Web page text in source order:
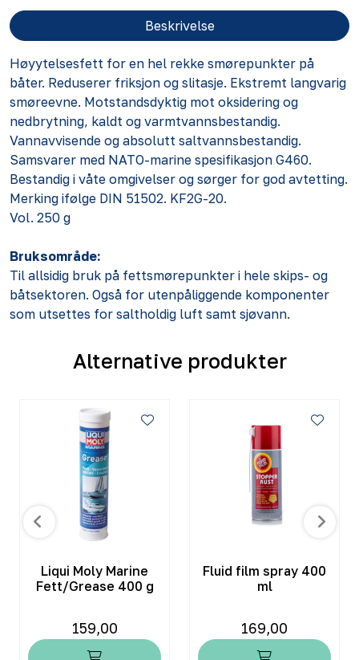
Beskrivelse
Høyytelsesfett for en hel rekke smørepunkter på
båter. Reduserer friksjon og slitasje. Ekstremt langvarig
smøreevne. Motstandsdyktig mot oksidering og
nedbrytning, kaldt og varmtvannsbestandig.
Vannavvisende og absolutt saltvannsbestandig.
Samsvarer med NATO-marine spesifikasjon G460.
Bestandig i våte omgivelser og sørger for god avtetting.
Merking ifølge DIN 51502. KF2G-20.
Vol. 250 g
Bruksområde:
Til allsidig bruk på fettsmørepunkter i hele skips- og
båtsektoren. Også for utenpåliggende komponenter
som utsettes for saltholdig luft samt sjøvann.
Alternative produkter
Liqui Moly Marine
Fett/Grease 400 g
159,00
Fluid film spray 400
ml
169,00